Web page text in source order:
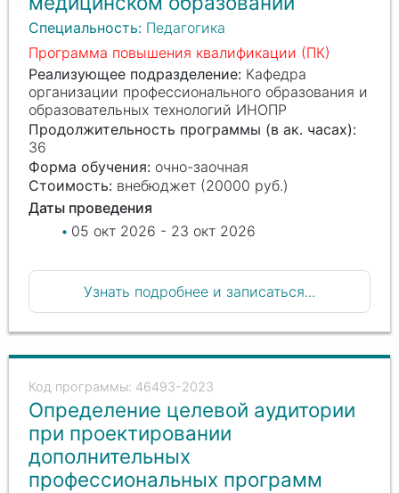
Специальность: Педагогика
Программа повышения квалификации (ПК)
Реализующее подразделение: Кафедра
организации профессионального образования и
образовательных технологий ИНОПР
Продолжительность программы (в ак. часах):
36
Форма обучения: очно-заочная
Стоимость: внебюджет (20000 руб.)
Даты проведения
05 окт 2026 - 23 окт 2026
Узнать подробнее и записаться...
46493-2023
Определение целевой аудитории
при проектировании
дополнительных
профессиональных программ